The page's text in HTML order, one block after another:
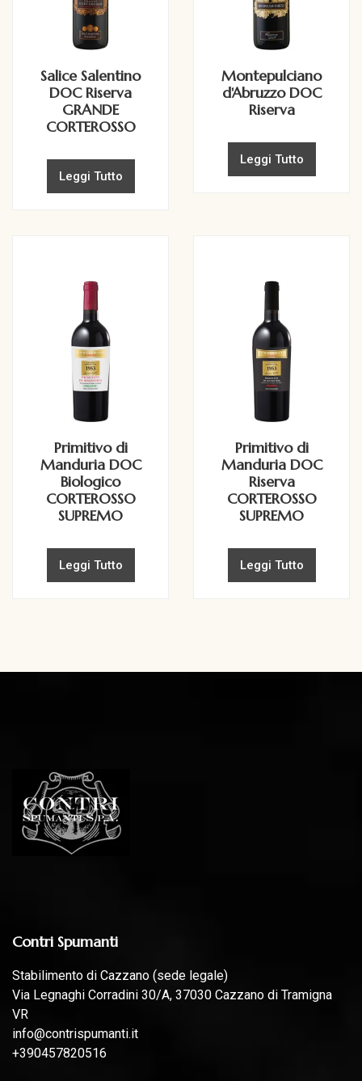
Salice Salentino
DOC Riserva
GRANDE
CORTEROSSO
Leggi Tutto
Montepulciano
d'Abruzzo DOC
Riserva
Leggi Tutto
Primitivo di
Manduria DOC
Biologico
CORTEROSSO
SUPREMO
Leggi Tutto
Primitivo di
Manduria DOC
Riserva
CORTEROSSO
SUPREMO
Leggi Tutto
Contri Spumanti
Stabilimento di Cazzano (sede legale)
Via Legnaghi Corradini 30/A, 37030 Cazzano di Tramigna
VR
info@contrispumanti.it
+390457820516